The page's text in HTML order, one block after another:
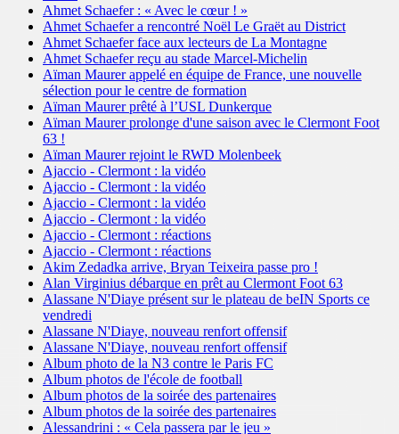
Ahmet Schaefer : « Avec le cœur ! »
Ahmet Schaefer a rencontré Noël Le Graët au District
Ahmet Schaefer face aux lecteurs de La Montagne
Ahmet Schaefer reçu au stade Marcel-Michelin
Aïman Maurer appelé en équipe de France, une nouvelle
sélection pour le centre de formation
Aïman Maurer prêté à l’USL Dunkerque
Aïman Maurer prolonge d'une saison avec le Clermont Foot
63 !
Aïman Maurer rejoint le RWD Molenbeek
Ajaccio - Clermont : la vidéo
Ajaccio - Clermont : la vidéo
Ajaccio - Clermont : la vidéo
Ajaccio - Clermont : la vidéo
Ajaccio - Clermont : réactions
Ajaccio - Clermont : réactions
Akim Zedadka arrive, Bryan Teixeira passe pro !
Alan Virginius débarque en prêt au Clermont Foot 63
Alassane N'Diaye présent sur le plateau de beIN Sports ce
vendredi
Alassane N'Diaye, nouveau renfort offensif
Alassane N'Diaye, nouveau renfort offensif
Album photo de la N3 contre le Paris FC
Album photos de l'école de football
Album photos de la soirée des partenaires
Album photos de la soirée des partenaires
Alessandrini : « Cela passera par le jeu »